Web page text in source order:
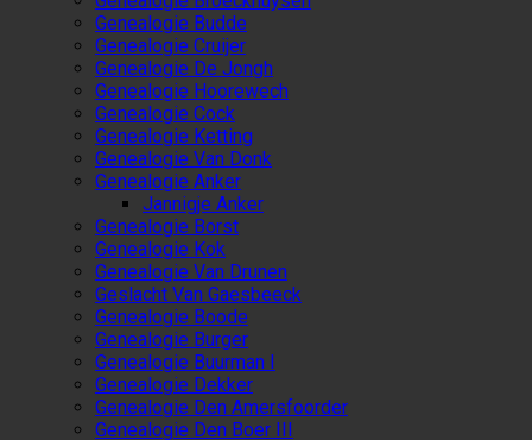
Genealogie Budde
Genealogie Cruijer
Genealogie De Jongh
Genealogie Hoorewech
Genealogie Cock
Genealogie Ketting
Genealogie Van Donk
Genealogie Anker
Jannigje Anker
Genealogie Borst
Genealogie Kok
Genealogie Van Drunen
Geslacht Van Gaesbeeck
Genealogie Boode
Genealogie Burger
Genealogie Buurman I
Genealogie Dekker
Genealogie Den Amersfoorder
Genealogie Den Boer III